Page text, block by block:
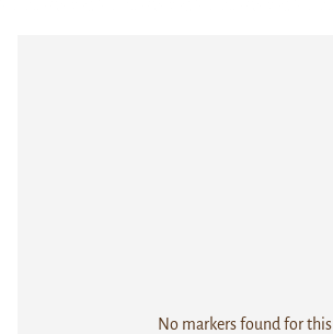
No markers found for this